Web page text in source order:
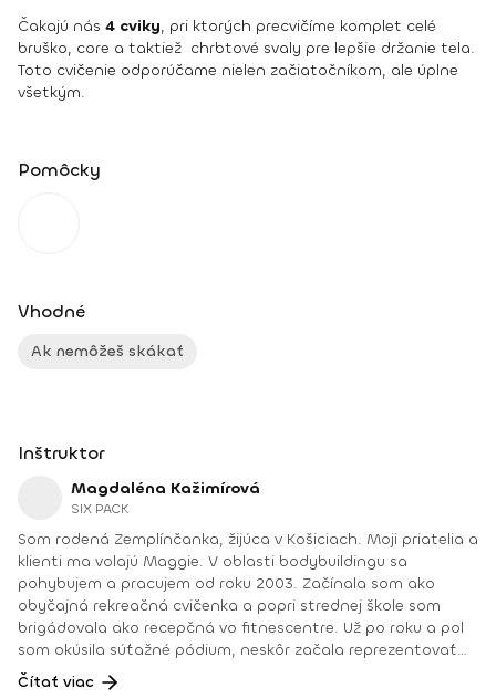
Čakajú nás 4 cviky, pri ktorých precvičíme komplet celé
bruško, core a taktiež chrbtové svaly pre lepšie držanie tela.
Toto cvičenie odporúčame nielen začiatočníkom, ale úplne
všetkým.
Pomôcky
Vhodné
Ak nemôžeš skákať
Inštruktor
Magdaléna Kažimírová
SIX PACK
Som rodená Zemplínčanka, žijúca v Košiciach. Moji priatelia a
klienti ma volajú Maggie. V oblasti bodybuildingu sa
pohybujem a pracujem od roku 2003. Začínala som ako
obyčajná rekreačná cvičenka a popri strednej škole som
brigádovala ako recepčná vo fitnescentre. Už po roku a pol
som okúsila súťažné pódium, neskôr začala reprezentovať
Slovensko a vtedy sa začala aj moja trénerská dráha.
Netrénujem iba bežných rekreačných cvičencov, ale aj tých,
Čítať viac